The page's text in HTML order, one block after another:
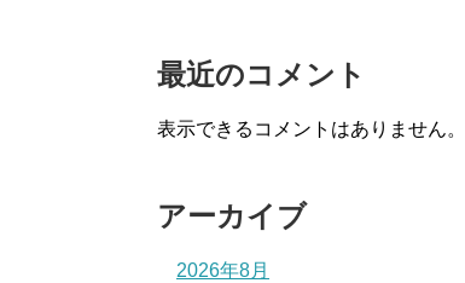
最近のコメント
表示できるコメントはありません。
アーカイブ
2026年8月